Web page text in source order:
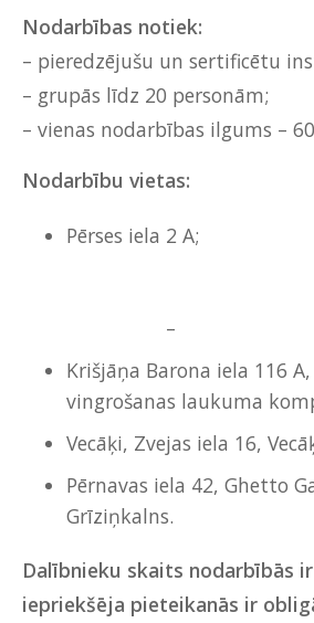
Nodarbības notiek:
– pieredzējušu un sertificētu
– grupās līdz 20 personām;
– vienas nodarbības ilgums –
Nodarbību vietas:
Pērses
–
Krišjāņa Barona iela 116
vingrošanas laukuma
Vecāķi, Zvejas iela 16,
Pērnavas iela 42, Ghetto
Grīziņkalns.
Dalībnieku skaits nodarbībās
iepriekšēja pieteikanās ir